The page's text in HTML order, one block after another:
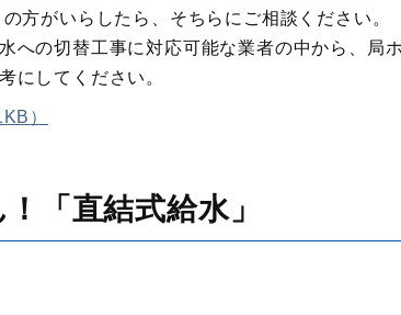
方がいらしたら、そちらにご相談ください。
への切替工事に対応可能な業者の中から、局
にしてください。
）
「直結式給水」